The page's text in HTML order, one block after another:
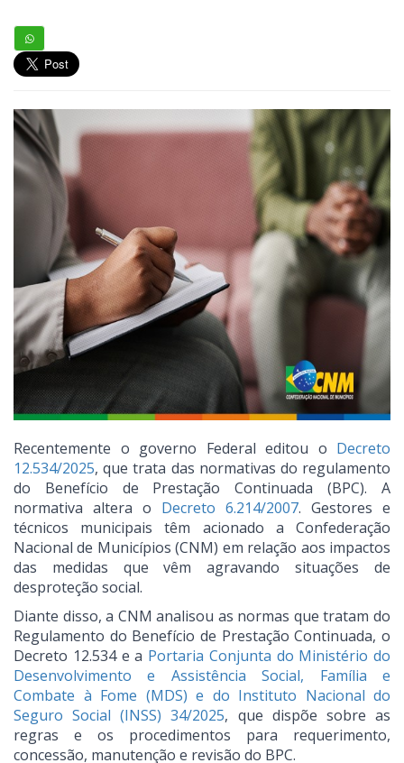
Recentemente o governo Federal editou o Decreto
12.534/2025, que trata das normativas do regulamento
do Benefício de Prestação Continuada (BPC). A
normativa altera o Decreto 6.214/2007. Gestores e
técnicos municipais têm acionado a Confederação
Nacional de Municípios (CNM) em relação aos impactos
das medidas que vêm agravando situações de
desproteção social.
Diante disso, a CNM analisou as normas que tratam do
Regulamento do Benefício de Prestação Continuada, o
Decreto 12.534 e a Portaria Conjunta do Ministério do
Desenvolvimento e Assistência Social, Família e
Combate à Fome (MDS) e do Instituto Nacional do
Seguro Social (INSS) 34/2025, que dispõe sobre as
regras e os procedimentos para requerimento,
concessão, manutenção e revisão do BPC.